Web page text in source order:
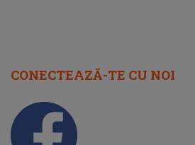
CONECTEAZĂ-TE CU NOI